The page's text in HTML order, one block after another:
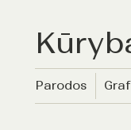
Parodos